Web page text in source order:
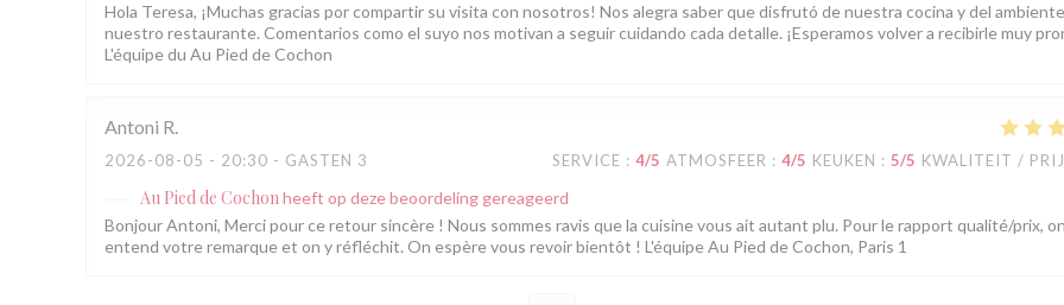
Hola Teresa, ¡Muchas gracias por compartir su visita con nosotros! Nos alegra saber que disfrutó de nuestra cocina y del
nuestro restaurante. Comentarios como el suyo nos motivan a seguir cuidando cada detalle. ¡Esperamos volver a recibirle muy
L'équipe du Au Pied de Cochon
Antoni R
2026-08-05 - 20:30 - GASTEN 3 SERVICE : 4/5 ATMOSFEER : 4/5 KEUKEN : 5/5 KWALITEIT /
Au Pied de Cochonheeft op deze beoordeling gereageerd
Bonjour Antoni, Merci pour ce retour sincère ! Nous sommes ravis que la cuisine vous ait autant plu. Pour le rapport qualité/prix, on
entend votre remarque et on y réfléchit. On espère vous revoir bientôt ! L'équipe Au Pied de Cochon, Paris 1